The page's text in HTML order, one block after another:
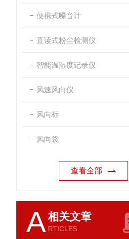
便携式噪音计
直读式粉尘检测仪
智能温湿度记录仪
风速风向仪
风向标
风向袋
查看全部
A相关文章
RTICLES